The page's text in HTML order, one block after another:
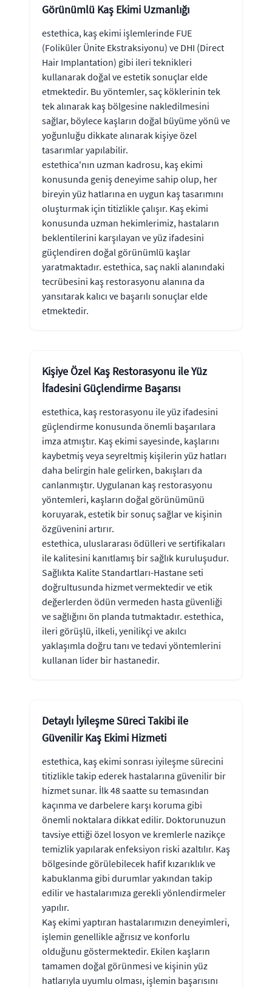
Görünümlü Kaş Ekimi Uzmanlığı
estethica, kaş ekimi işlemlerinde FUE
(Foliküler Ünite Ekstraksiyonu) ve DHI (Direct
Hair Implantation) gibi ileri teknikleri
kullanarak doğal ve estetik sonuçlar elde
etmektedir. Bu yöntemler, saç köklerinin tek
tek alınarak kaş bölgesine nakledilmesini
sağlar, böylece kaşların doğal büyüme yönü ve
yoğunluğu dikkate alınarak kişiye özel
tasarımlar yapılabilir.
estethica'nın uzman kadrosu, kaş ekimi
konusunda geniş deneyime sahip olup, her
bireyin yüz hatlarına en uygun kaş tasarımını
oluşturmak için titizlikle çalışır. Kaş ekimi
konusunda uzman hekimlerimiz, hastaların
beklentilerini karşılayan ve yüz ifadesini
güçlendiren doğal görünümlü kaşlar
yaratmaktadır. estethica, saç nakli alanındaki
tecrübesini kaş restorasyonu alanına da
yansıtarak kalıcı ve başarılı sonuçlar elde
etmektedir.
Kişiye Özel Kaş Restorasyonu ile Yüz
İfadesini Güçlendirme Başarısı
estethica, kaş restorasyonu ile yüz ifadesini
güçlendirme konusunda önemli başarılara
imza atmıştır. Kaş ekimi sayesinde, kaşlarını
kaybetmiş veya seyreltmiş kişilerin yüz hatları
daha belirgin hale gelirken, bakışları da
canlanmıştır. Uygulanan kaş restorasyonu
yöntemleri, kaşların doğal görünümünü
koruyarak, estetik bir sonuç sağlar ve kişinin
özgüvenini artırır.
estethica, uluslararası ödülleri ve sertifikaları
ile kalitesini kanıtlamış bir sağlık kuruluşudur.
Sağlıkta Kalite Standartları-Hastane seti
doğrultusunda hizmet vermektedir ve etik
değerlerden ödün vermeden hasta güvenliği
ve sağlığını ön planda tutmaktadır. estethica,
ileri görüşlü, ilkeli, yenilikçi ve akılcı
yaklaşımla doğru tanı ve tedavi yöntemlerini
kullanan lider bir hastanedir.
Detaylı İyileşme Süreci Takibi ile
Güvenilir Kaş Ekimi Hizmeti
estethica, kaş ekimi sonrası iyileşme sürecini
titizlikle takip ederek hastalarına güvenilir bir
hizmet sunar. İlk 48 saatte su temasından
kaçınma ve darbelere karşı koruma gibi
önemli noktalara dikkat edilir. Doktorunuzun
tavsiye ettiği özel losyon ve kremlerle nazikçe
temizlik yapılarak enfeksiyon riski azaltılır. Kaş
bölgesinde görülebilecek hafif kızarıklık ve
kabuklanma gibi durumlar yakından takip
edilir ve hastalarımıza gerekli yönlendirmeler
yapılır.
Kaş ekimi yaptıran hastalarımızın deneyimleri,
işlemin genellikle ağrısız ve konforlu
olduğunu göstermektedir. Ekilen kaşların
tamamen doğal görünmesi ve kişinin yüz
hatlarıyla uyumlu olması, işlemin başarısını